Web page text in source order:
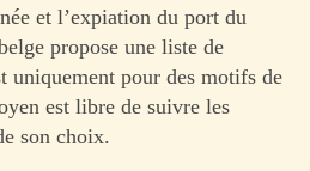
et l’expiation du port du
propose une liste de
uniquement pour des motifs de
est libre de suivre les
son choix.